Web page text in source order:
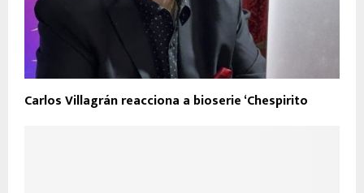
Carlos Villagrán reacciona a bioserie ‘Chespirito